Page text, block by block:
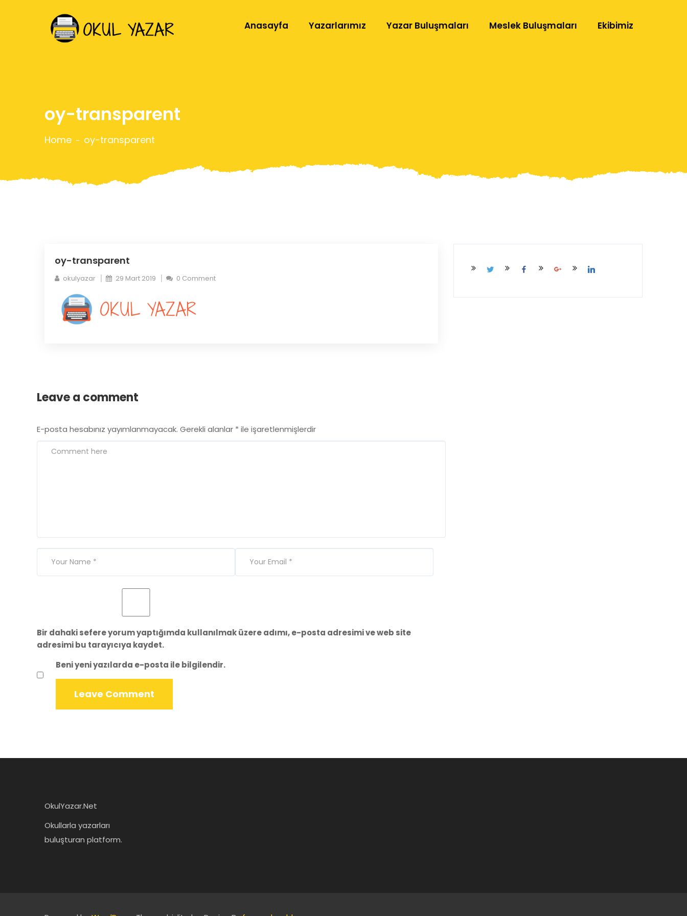
Anasayfa Yazarlarımız Yazar Buluşmaları Meslek Buluşmaları Ekibimiz
oy-transparent
Home oy-transparent
oy-transparent
okulyazar 29 Mart 2019 0 Comment
Leave a comment
E-posta hesabınız yayımlanmayacak. Gerekli alanlar * ile işaretlenmişlerdir
Bir dahaki sefere yorum yaptığımda kullanılmak üzere adımı, e-posta adresimi ve web site
adresimi bu tarayıcıya kaydet.
Beni yeni yazılarda e-posta ile bilgilendir.
OkulYazar.Net
Okullarla yazarları
buluşturan platform.